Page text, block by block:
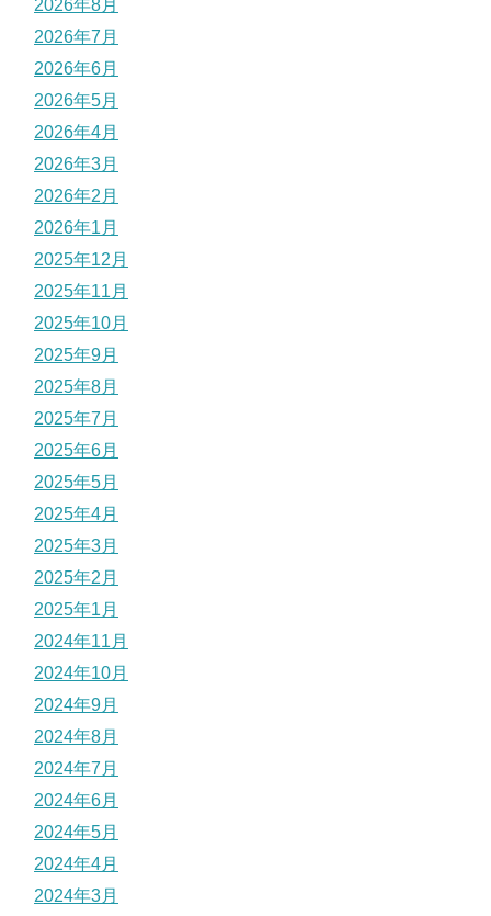
2026年8月
2026年7月
2026年6月
2026年5月
2026年4月
2026年3月
2026年2月
2026年1月
2025年12月
2025年11月
2025年10月
2025年9月
2025年8月
2025年7月
2025年6月
2025年5月
2025年4月
2025年3月
2025年2月
2025年1月
2024年11月
2024年10月
2024年9月
2024年8月
2024年7月
2024年6月
2024年5月
2024年4月
2024年3月